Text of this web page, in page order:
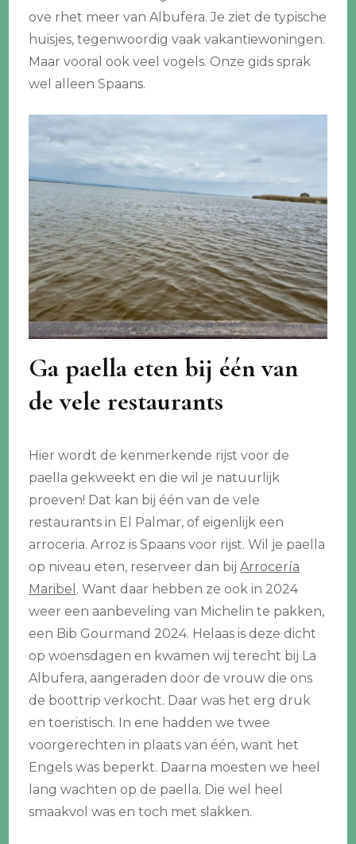
ove rhet meer van Albufera. Je ziet de typische
huisjes, tegenwoordig vaak vakantiewoningen.
Maar vooral ook veel vogels. Onze gids sprak
wel alleen Spaans.
Ga paella eten bij één van
de vele restaurants
Hier wordt de kenmerkende rijst voor de
paella gekweekt en die wil je natuurlijk
proeven! Dat kan bij één van de vele
restaurants in El Palmar, of eigenlijk een
arroceria. Arroz is Spaans voor rijst. Wil je paella
op niveau eten, reserveer dan bijArrocería
Maribel . Want daar hebben ze ook in 2024
weer een aanbeveling van Michelin te pakken,
een Bib Gourmand 2024. Helaas is deze dicht
op woensdagen en kwamen wij terecht bij La
Albufera, aangeraden door de vrouw die ons
de boottrip verkocht. Daar was het erg druk
en toeristisch. In ene hadden we twee
voorgerechten in plaats van één, want het
Engels was beperkt. Daarna moesten we heel
lang wachten op de paella. Die wel heel
smaakvol was en toch met slakken.